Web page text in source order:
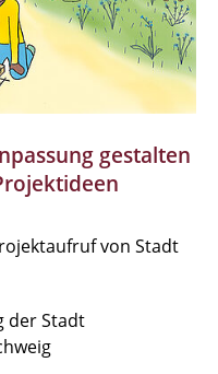
gestalten
von Stadt
der Stadt